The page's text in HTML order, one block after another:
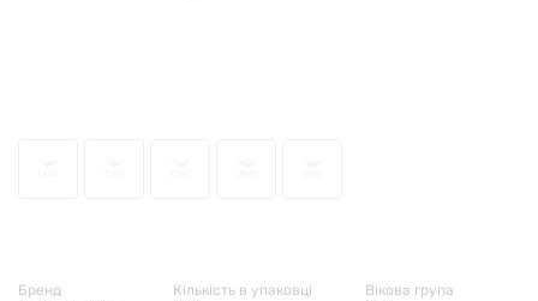
Бренд Кількість в упаковці Вікова група